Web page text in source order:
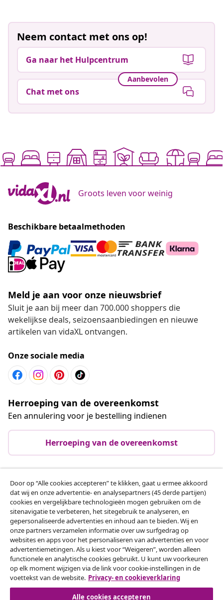
Neem contact met ons op!
Ga naar het Hulpcentrum
Aanbevolen
Chat met ons
Groots leven voor weinig
Beschikbare betaalmethoden
Meld je aan voor onze nieuwsbrief
Sluit je aan bij meer dan 700.000 shoppers die
wekelijkse deals, seizoensaanbiedingen en nieuwe
artikelen van vidaXL ontvangen.
Onze sociale media
Herroeping van de overeenkomst
Een annulering voor je bestelling indienen
Herroeping van de overeenkomst
Klantenservice
Zakelijk
vidaXL
Ontdek meer
Door op “Alle cookies accepteren” te klikken, gaat u ermee akkoord
dat wij en onze advertentie- en analysepartners (45 derde partijen)
cookies en vergelijkbare technologieën mogen gebruiken om de
sitenavigatie te verbeteren, het sitegebruik te analyseren, en
gepersonaliseerde advertenties en inhoud aan te bieden. Wij en
onze partners verzamelen informatie over uw surfgedrag op
websites en apps voor het personaliseren van advertenties en voor
advertentiemetingen. Als u kiest voor “Weigeren”, worden alleen
functionele en analytische cookies gebruikt. U kunt uw voorkeuren
op elk moment wijzigen via de link voor cookie-instellingen in de
voettekst van de website. Privacy- en cookieverklaring
Alle cookies accepteren